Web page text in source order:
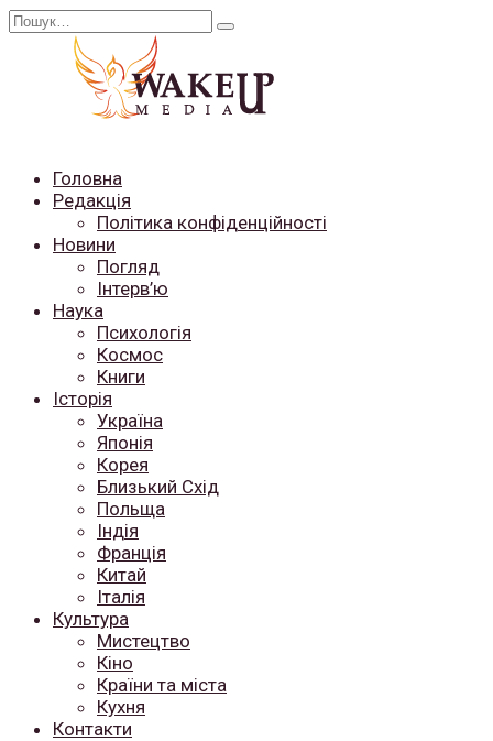
Перейти
Search
Головна
Редакція
Політика конфіденційності
Новини
Погляд
Інтерв’ю
Наука
Психологія
Космос
Книги
Історія
Україна
Японія
Корея
Близький Схід
Польща
Індія
Франція
Китай
Італія
Культура
Мистецтво
Кіно
Країни та міста
Кухня
Контакти